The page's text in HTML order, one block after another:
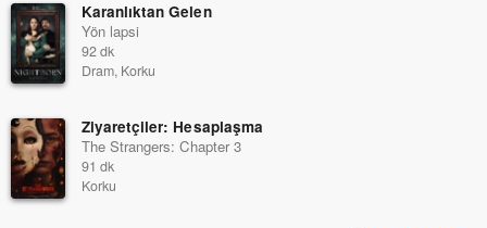
Karanlıktan Gelen
Yön lapsi
92 dk
Dram, Korku
Ziyaretçiler: Hesaplaşma
The Strangers: Chapter 3
91 dk
Korku